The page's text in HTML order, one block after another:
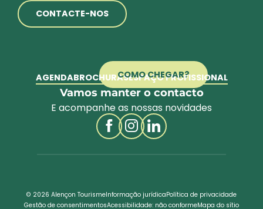
CONTACTE-NOS
COMO CHEGAR?
AGENDABROCHURASESPAÇO PROFISSIONAL
Vamos manter o contacto
E acompanhe as nossas novidades
© 2026 Alençon TourismeInformação jurídicaPolítica de privacidade
Gestão de consentimentosAcessibilidade: não conformeMapa do sítio